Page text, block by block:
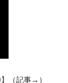
（記事→）